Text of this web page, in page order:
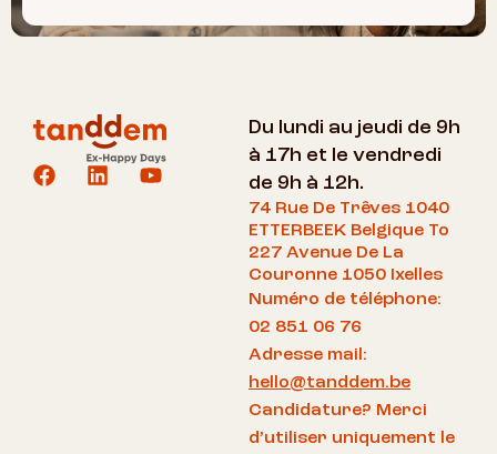
Du lundi au jeudi de 9h
à 17h et le vendredi
de 9h à 12h.
74 Rue De Trêves 1040
ETTERBEEK Belgique To
227 Avenue De La
Couronne 1050 Ixelles
Numéro de téléphone:
02 851 06 76
Adresse mail:
hello@tanddem.be
Candidature? Merci
d’utiliser uniquement le